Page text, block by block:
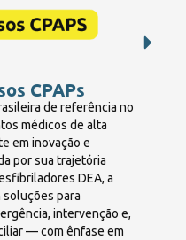
CPAPs
de referência no
médicos de alta
em inovação e
por sua trajetória
DEA, a
soluções para
intervenção e,
— com ênfase em